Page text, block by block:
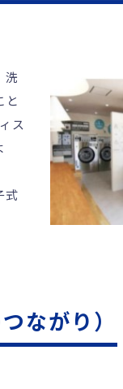
洗
と
ス
式
ながり）